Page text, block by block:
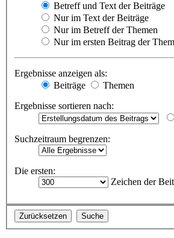
Betreff und Text der Beiträge
Nur im Text der Beiträge
Nur im Betreff der Themen
Nur im ersten Beitrag der
Ergebnisse anzeigen als:
Beiträge
Themen
Ergebnisse sortieren nach:
Suchzeitraum begrenzen:
Die ersten:
Zeichen der